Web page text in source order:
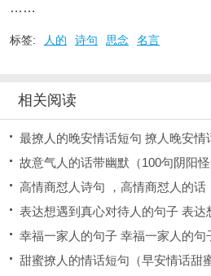
……
标签: 人的 诗句 思念 名言
相关阅读
最撩人的晚安情话短句 撩人晚安情
故意气人的话带幽默（100句阴阳怪
高情商怼人诗句 ，高情商怼人的话
表达想遇到真心对待人的句子 表达
幸福一家人的句子 幸福一家人的句
甜蜜撩人的情话短句（早安情话甜